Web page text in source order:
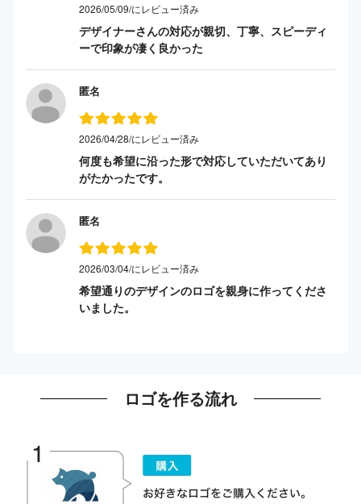
2026/05/09/にレビュー済み
デザイナーさんの対応が親切、丁寧、スピーディ
ーで印象が凄く良かった
匿名
2026/04/28/にレビュー済み
何度も希望に沿った形で対応していただいてあり
がたかったです。
匿名
2026/03/04/にレビュー済み
希望通りのデザインのロゴを親身に作ってくださ
いました。
ロゴを作る流れ